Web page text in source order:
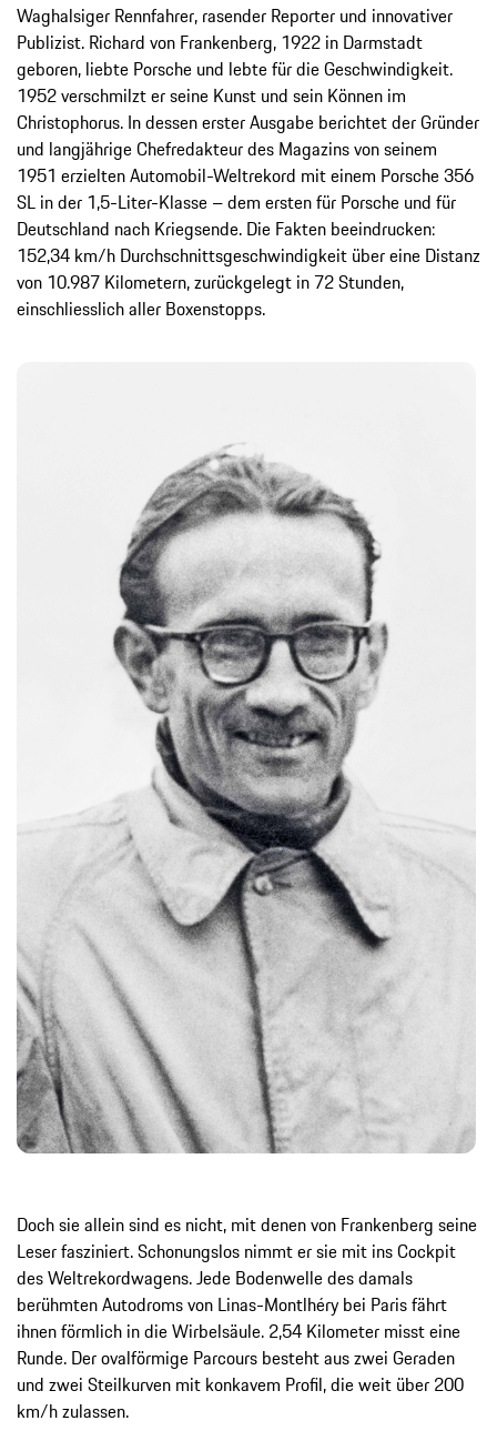
Waghalsiger Rennfahrer, rasender Reporter und innovativer
Publizist. Richard von Frankenberg, 1922 in Darmstadt
geboren, liebte Porsche und lebte für die Geschwindigkeit.
1952 verschmilzt er seine Kunst und sein Können im
Christophorus. In dessen erster Ausgabe berichtet der Gründer
und langjährige Chefredakteur des Magazins von seinem
1951 erzielten Automobil-Weltrekord mit einem Porsche 356
SL in der 1,5-Liter-Klasse – dem ersten für Porsche und für
Deutschland nach Kriegsende. Die Fakten beeindrucken:
152,34 km/h Durchschnittsgeschwindigkeit über eine Distanz
von 10.987 Kilometern, zurückgelegt in 72 Stunden,
einschliesslich aller Boxenstopps.
Doch sie allein sind es nicht, mit denen von Frankenberg seine
Leser fasziniert. Schonungslos nimmt er sie mit ins Cockpit
des Weltrekordwagens. Jede Bodenwelle des damals
berühmten Autodroms von Linas-Montlhéry bei Paris fährt
ihnen förmlich in die Wirbelsäule. 2,54 Kilometer misst eine
Runde. Der ovalförmige Parcours besteht aus zwei Geraden
und zwei Steilkurven mit konkavem Profil, die weit über 200
km/h zulassen.